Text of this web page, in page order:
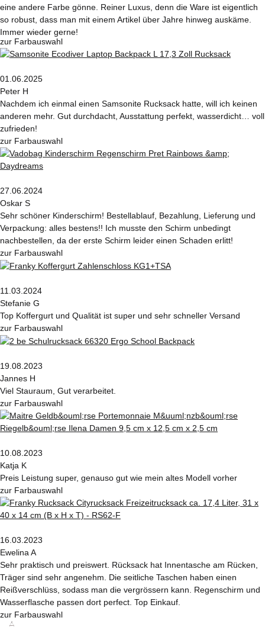
eine andere Farbe gönne. Reiner Luxus, denn die Ware ist eigentlich
so robust, dass man mit einem Artikel über Jahre hinweg auskäme.
Immer wieder gerne!
zur Farbauswahl
01.06.2025
Peter H
Nachdem ich einmal einen Samsonite Rucksack hatte, will ich keinen
anderen mehr. Gut durchdacht, Ausstattung perfekt, wasserdicht… voll
zufrieden!
zur Farbauswahl
27.06.2024
Oskar S
Sehr schöner Kinderschirm! Bestellablauf, Bezahlung, Lieferung und
Verpackung: alles bestens!! Ich musste den Schirm unbedingt
nachbestellen, da der erste Schirm leider einen Schaden erlitt!
zur Farbauswahl
11.03.2024
Stefanie G
Top Koffergurt und Qualität ist super und sehr schneller Versand
zur Farbauswahl
19.08.2023
Jannes H
Viel Stauraum, Gut verarbeitet.
zur Farbauswahl
10.08.2023
Katja K
Preis Leistung super, genauso gut wie mein altes Modell vorher
zur Farbauswahl
16.03.2023
Ewelina A
Sehr praktisch und preiswert. Rücksack hat Innentasche am Rücken,
Träger sind sehr angenehm. Die seitliche Taschen haben einen
Reißverschlüss, sodass man die vergrössern kann. Regenschirm und
Wasserflasche passen dort perfect. Top Einkauf.
zur Farbauswahl